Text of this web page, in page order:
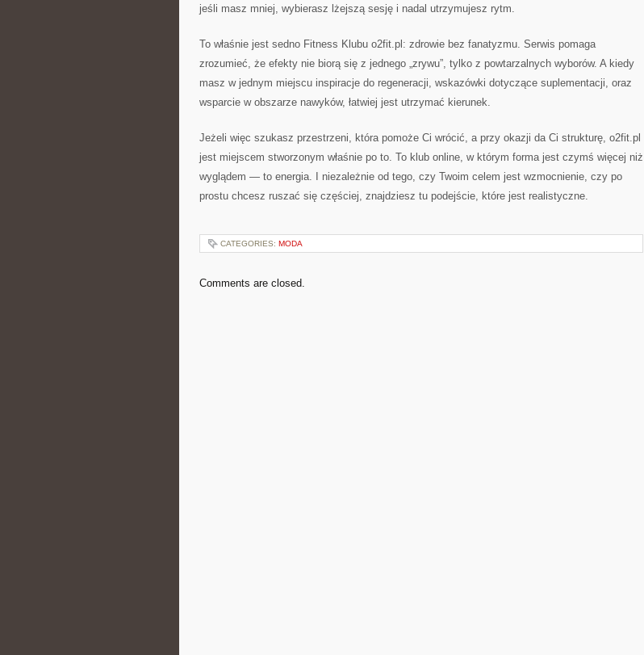
jeśli masz mniej, wybierasz lżejszą sesję i nadal utrzymujesz rytm.
To właśnie jest sedno Fitness Klubu o2fit.pl: zdrowie bez fanatyzmu. Serwis pomaga
zrozumieć, że efekty nie biorą się z jednego „zrywu”, tylko z powtarzalnych wyborów. A kiedy
masz w jednym miejscu inspiracje do regeneracji, wskazówki dotyczące suplementacji, oraz
wsparcie w obszarze nawyków, łatwiej jest utrzymać kierunek.
Jeżeli więc szukasz przestrzeni, która pomoże Ci wrócić, a przy okazji da Ci strukturę, o2fit.pl
jest miejscem stworzonym właśnie po to. To klub online, w którym forma jest czymś więcej niż
wyglądem — to energia. I niezależnie od tego, czy Twoim celem jest wzmocnienie, czy po
prostu chcesz ruszać się częściej, znajdziesz tu podejście, które jest realistyczne.
CATEGORIES: MODA
Comments are closed.